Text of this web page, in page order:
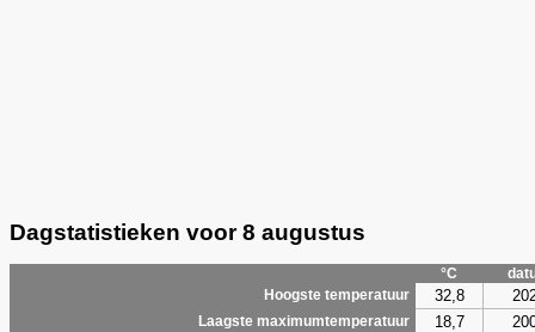
Dagstatistieken voor 8 augustus
°C
Hoogste temperatuur
32,8
Laagste maximumtemperatuur 18,7